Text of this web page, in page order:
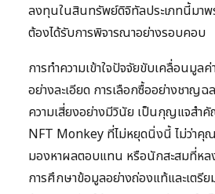
ลงทุนในสินทรัพย์ดิจิทัลประเภทนี้มา
ต้องได้รับการพิจารณาอย่างรอบคอบ
การทำความเข้าใจปัจจัยขับเคลื่อนมูลค่
อย่างละเอียด การเลือกซื้ออย่างชาญฉ
ความเสี่ยงอย่างมีวินัย เป็นกุญแจสำคั
NFT Monkey ที่ไม่หยุดนิ่งนี้ ไม่ว่าคุ
มองหาผลตอบแทน หรือนักสะสมที่หล
การศึกษาข้อมูลอย่างถ่องแท้และเตรี